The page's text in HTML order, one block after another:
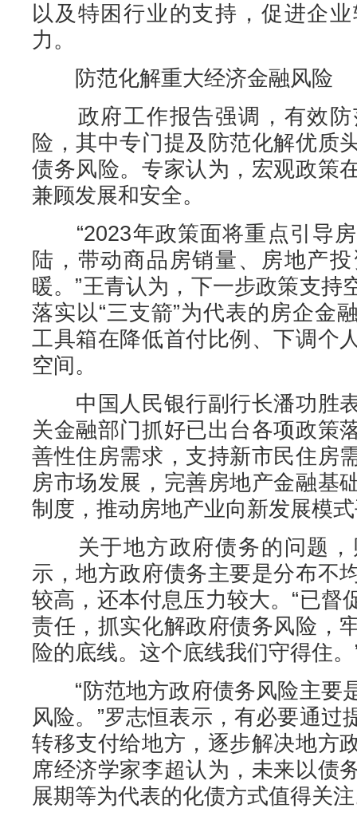
以及特困行业的支持，促进企
力。
防范化解重大经济金融风险
政府工作报告强调，有效防
险，其中专门提及防范化解优质
债务风险。专家认为，宏观政策
兼顾发展和安全。
“2023年政策面将重点引导房
陆，带动商品房销量、房地产
暖。”王青认为，下一步政策支持
落实以“三支箭”为代表的房企金
工具箱在降低首付比例、下调个
空间。
中国人民银行副行长潘功胜
关金融部门抓好已出台各项政策
善性住房需求，支持新市民住房
房市场发展，完善房地产金融基
制度，推动房地产业向新发展模
关于地方政府债务的问题，
示，地方政府债务主要是分布不
较高，还本付息压力较大。“已督
责任，抓实化解政府债务风险，
险的底线。这个底线我们守得住
“防范地方政府债务风险主要
风险。”罗志恒表示，有必要通过
转移支付给地方，逐步解决地方
席经济学家李超认为，未来以债
展期等为代表的化债方式值得关